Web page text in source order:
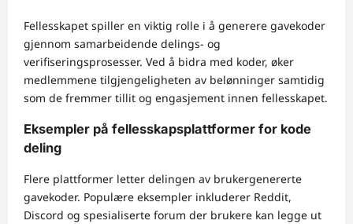
Fellesskapet spiller en viktig rolle i å generere gavekoder
gjennom samarbeidende delings- og
verifiseringsprosesser. Ved å bidra med koder, øker
medlemmene tilgjengeligheten av belønninger samtidig
som de fremmer tillit og engasjement innen fellesskapet.
Eksempler på fellesskapsplattformer for kode
deling
Flere plattformer letter delingen av brukergenererte
gavekoder. Populære eksempler inkluderer Reddit,
Discord og spesialiserte forum der brukere kan legge ut